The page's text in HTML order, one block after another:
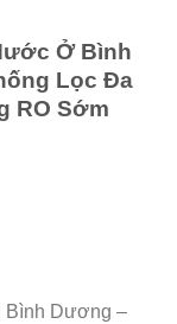
Ở Bình
Lọc Đa
RO Sớm
Bình Dương –